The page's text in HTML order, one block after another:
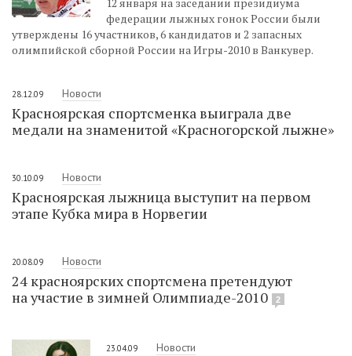
федерации лыжных гонок России были
утверждены 16 участников, 6 кандидатов и 2 запасных
олимпийской сборной России на Игры-2010 в Ванкувер.
28.12.09 Новости
Красноярская спортсменка выиграла две
медали на знаменитой «Красногорской лыжне»
30.10.09 Новости
Красноярская лыжница выступит на первом
этапе Кубка мира в Норвегии
20.08.09 Новости
24 красноярских спортсмена претендуют
на участие в зимней Олимпиаде-2010
2
23.04.09 Новости